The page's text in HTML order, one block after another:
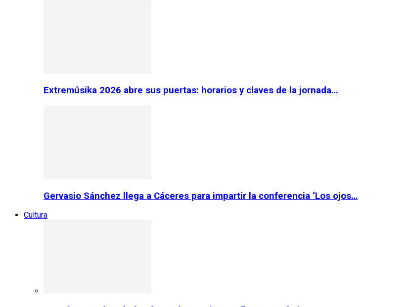
Extremúsika 2026 abre sus puertas: horarios y claves de la jornada…
Gervasio Sánchez llega a Cáceres para impartir la conferencia ‘Los ojos…
Cultura